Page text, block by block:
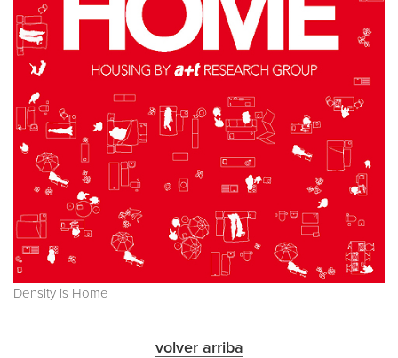
Density is Home
volver arriba